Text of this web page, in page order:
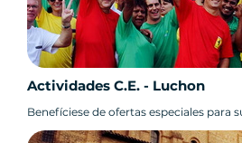
Actividades C.E. - Luchon
Benefíciese de ofertas especiales para